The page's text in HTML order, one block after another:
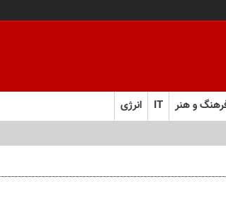
و هنر IT انرژی